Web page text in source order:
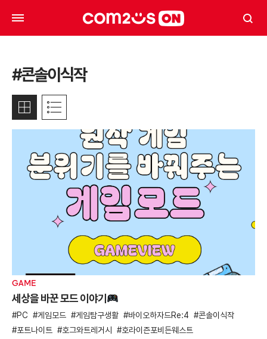
#콘솔이식작
GAME
세상을 바꾼 모드 이야기
PC 게임모드 게임탐구생활 바이오하자드Re:4
콘솔이식작
포트나이트
호그와트레거시 호라이즌포비든웨스트